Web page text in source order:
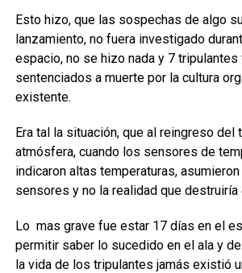
Esto hizo, que las sospechas de algo
lanzamiento, no fuera investigado
espacio, no se hizo nada y 7 tripulantes
sentenciados a muerte por la cultura
existente.
Era tal la situación, que al reingreso del
atmósfera, cuando los sensores de
indicaron altas temperaturas,
sensores y no la realidad que destruiría
Lo mas grave fue estar 17 días en el
permitir saber lo sucedido en el ala y
la vida de los tripulantes jamás existió